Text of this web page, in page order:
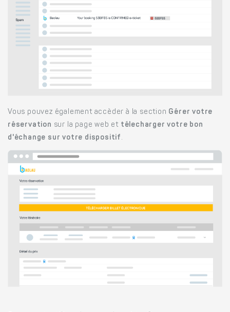
Vous pouvez également accèder à la section Gérer votre
réservation sur la page web et télecharger votre bon
d'échange sur votre dispositif .